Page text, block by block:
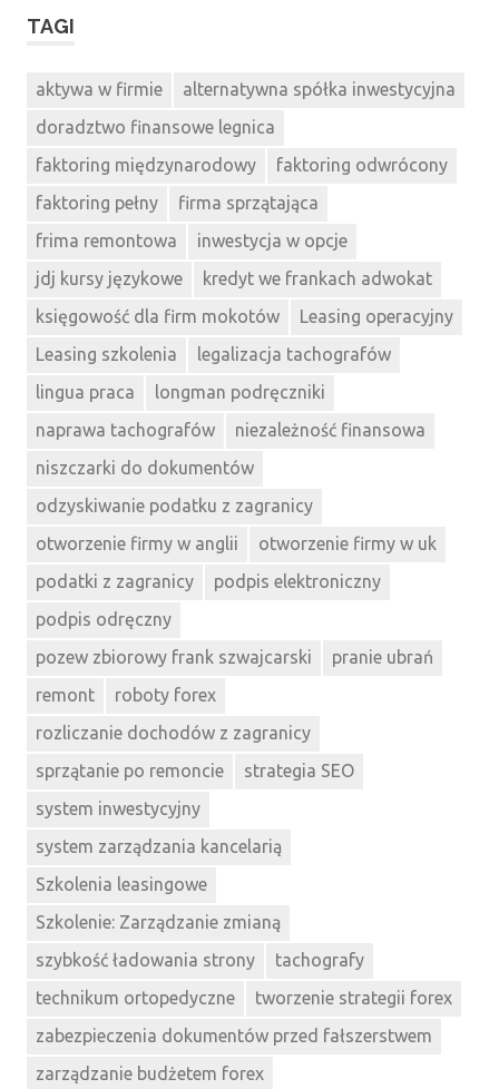
TAGI
aktywa w firmie
alternatywna spółka inwestycyjna
doradztwo finansowe legnica
faktoring międzynarodowy
faktoring odwrócony
faktoring pełny
firma sprzątająca
frima remontowa
inwestycja w opcje
jdj kursy językowe
kredyt we frankach adwokat
księgowość dla firm mokotów
Leasing operacyjny
Leasing szkolenia
legalizacja tachografów
lingua praca
longman podręczniki
naprawa tachografów
niezależność finansowa
niszczarki do dokumentów
odzyskiwanie podatku z zagranicy
otworzenie firmy w anglii
otworzenie firmy w uk
podatki z zagranicy
podpis elektroniczny
podpis odręczny
pozew zbiorowy frank szwajcarski
pranie ubrań
remont
roboty forex
rozliczanie dochodów z zagranicy
sprzątanie po remoncie
strategia SEO
system inwestycyjny
system zarządzania kancelarią
Szkolenia leasingowe
Szkolenie: Zarządzanie zmianą
szybkość ładowania strony
tachografy
technikum ortopedyczne
tworzenie strategii forex
zabezpieczenia dokumentów przed fałszerstwem
zarządzanie budżetem forex